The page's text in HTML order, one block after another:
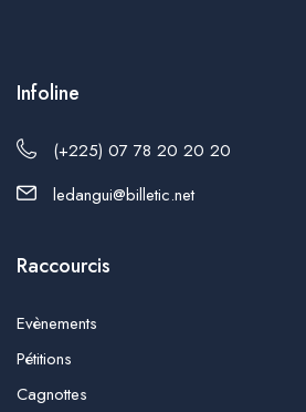
Infoline
(+225) 07 78 20 20 20
ledangui@billetic.net
Raccourcis
Evènements
Pétitions
Cagnottes